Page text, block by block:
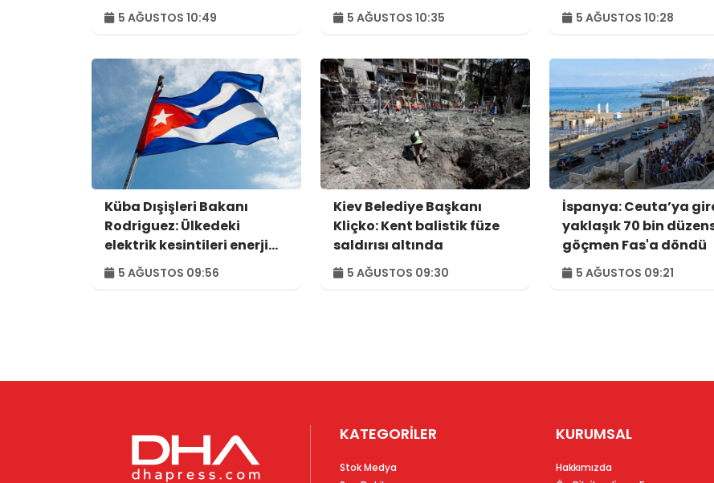
5 AĞUSTOS 10:49 5 AĞUSTOS 10:35 5 AĞUSTOS 10:28
Küba Dışişleri Bakanı
Rodriguez: Ülkedeki
elektrik kesintileri enerji
alanındaki kuşatmanın
sonucu
5 AĞUSTOS 09:56
Kiev Belediye Başkanı
Kliçko: Kent balistik füze
saldırısı altında
5 AĞUSTOS 09:30
İspanya: Ceuta’ya
yaklaşık 70 bin
göçmen Fas'a döndü
5 AĞUSTOS 09:21
KATEGORİLER
Stok Medya
KURUMSAL
Hakkımızda